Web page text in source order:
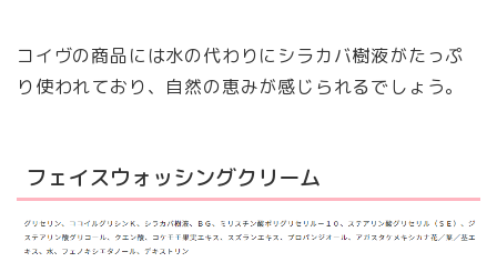
コイヴの商品には水の代わりにシラカバ樹液がたっぷ
り使われており、自然の恵みが感じられるでしょう。
フェイスウォッシングクリーム